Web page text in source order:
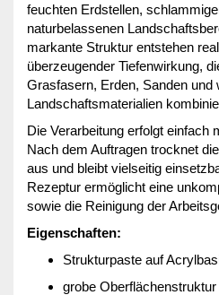
feuchten Erdstellen,
naturbelassenen
markante Struktur entstehen
überzeugender Tiefenwirkung,
Grasfasern, Erden, Sanden und
Landschaftsmaterialien
Die Verarbeitung erfolgt einfach
Nach dem Auftragen trocknet
aus und bleibt vielseitig
Rezeptur ermöglicht eine
sowie die Reinigung der
Eigenschaften:
Strukturpaste auf
grobe